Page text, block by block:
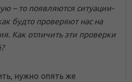
– то появляются ситуации-
будто проверяют нас на
Как отличить эти проверки
нужно опять же